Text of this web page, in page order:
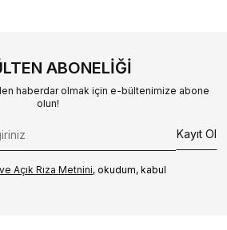
ABONELIĞI
haberdar olmak için e-bültenimize abone
olun!
Kayıt Ol
Açık Rıza Metni‌ni, okudum, kabul